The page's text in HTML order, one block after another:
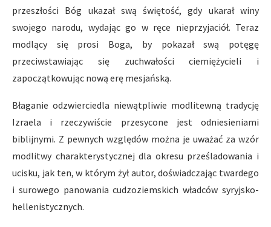
przeszłości Bóg ukazał swą świętość, gdy ukarał winy
swojego narodu, wydając go w ręce nieprzyjaciół. Teraz
modlący się prosi Boga, by pokazał swą potęgę
przeciwstawiając się zuchwałości ciemiężycieli i
zapoczątkowując nową erę mesjańską.
Błaganie odzwierciedla niewątpliwie modlitewną tradycję
Izraela i rzeczywiście przesycone jest odniesieniami
biblijnymi. Z pewnych względów można je uważać za wzór
modlitwy charakterystycznej dla okresu prześladowania i
ucisku, jak ten, w którym żył autor, doświadczając twardego
i surowego panowania cudzoziemskich władców syryjsko-
hellenistycznych.